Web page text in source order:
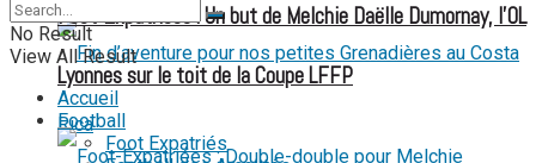
Foot-Expatriées : Un but de Melchie Daëlle Dumornay, l’OL
Lyonnes sur le toit de la Coupe LFFP
No Result
View All Result
Accueil
Football
Foot Expatriés